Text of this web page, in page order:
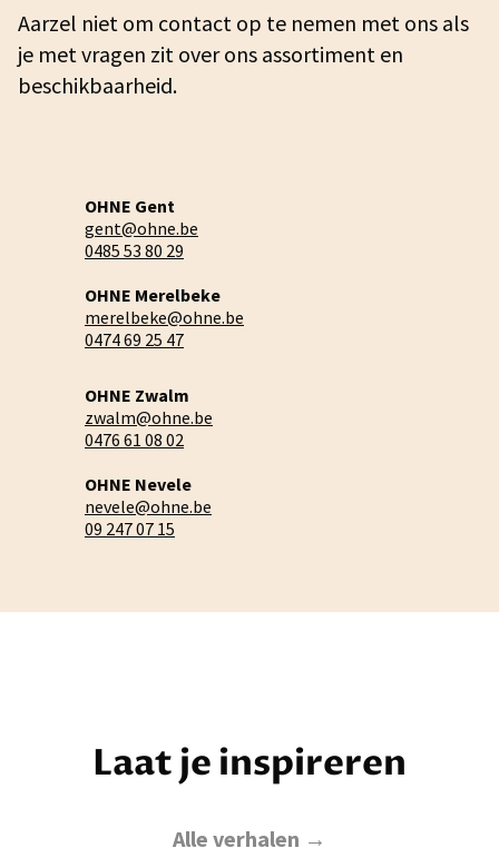
Aarzel niet om contact op te nemen met ons als
je met vragen zit over ons assortiment en
beschikbaarheid.
OHNE Gent
gent@ohne.be
0485 53 80 29
OHNE Merelbeke
merelbeke@ohne.be
0474 69 25 47
OHNE Zwalm
zwalm@ohne.be
0476 61 08 02
OHNE Nevele
nevele@ohne.be
09 247 07 15
Laat je inspireren
Alle verhalen →